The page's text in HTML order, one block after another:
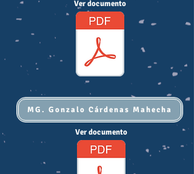
Ver documento
MG. Gonzalo Cárdenas Mahecha
Ver documento